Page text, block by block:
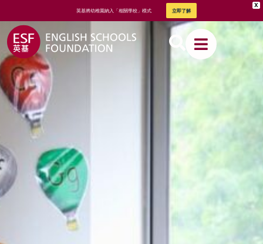
X
英基將幼稚園納入「相關學校」模式 立即了解
關於英基
我們的教
學方式